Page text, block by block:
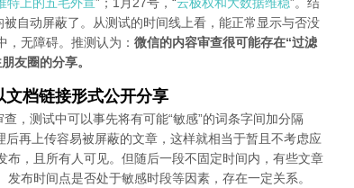
自动屏蔽了。从测试的时间线上看，能正常显示与否没
无障碍。推测认为： 微信的内容审查很可能存在“过滤
友圈的分享。
文档链接形式公开分享
，测试中可以事先将有可能“敏感”的词条字间加分隔
再上传容易被屏蔽的文章，这样就相当于暂且不考虑应
，且所有人可见。但随后一段不固定时间内，有些文章
布时间点是否处于敏感时段等因素，存在一定关系。